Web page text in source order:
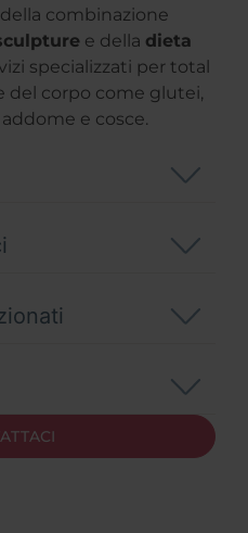
combinazione
e della dieta
specializzati per total
del corpo come glutei,
e cosce.